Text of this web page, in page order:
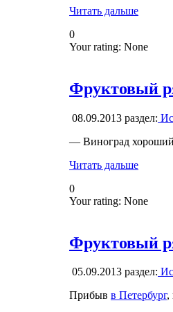
Читать дальше
0
Your rating: None
Фруктовый
08.09.2013 раздел:
— Виноград
Читать дальше
0
Your rating: None
Фруктовый
05.09.2013 раздел:
Прибыв в Петербург,